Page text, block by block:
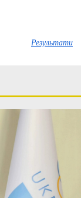
Результати